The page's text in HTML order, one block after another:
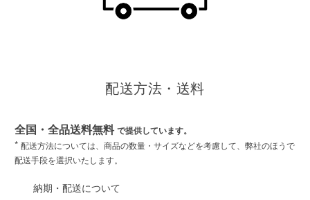
配送方法・送料
全国・全品送料無料 で提供しています。
* 配送方法については、商品の数量・サイズなどを考慮して、弊社のほうで
配送手段を選択いたします。
納期・配送について